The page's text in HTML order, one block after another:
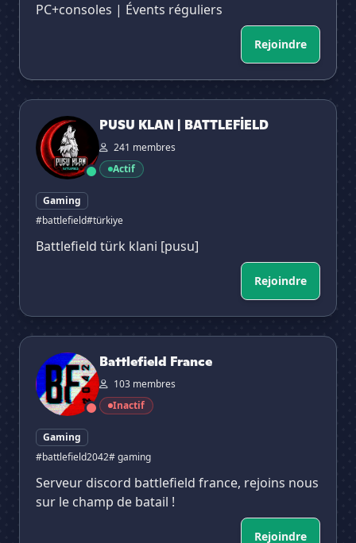
PC+consoles | Évents réguliers
Rejoindre
PUSU KLAN | BATTLEFİELD
PUSU KLAN | BATTLEFİELD
241 membres
Actif
Gaming
#battlefield#türkiye
Battlefield türk klani [pusu]
Rejoindre
Battlefield France
Battlefield France
103 membres
Inactif
Gaming
#battlefield2042# gaming
Serveur discord battlefield france, rejoins nous
sur le champ de batail !
Rejoindre